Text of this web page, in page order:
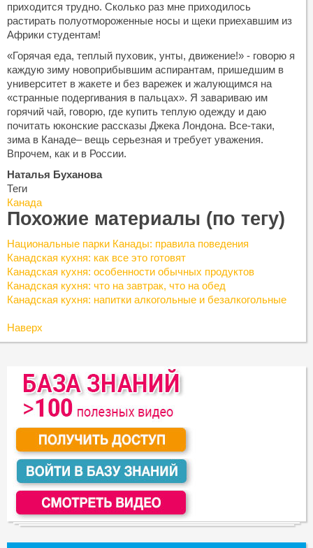
приходится трудно. Сколько раз мне приходилось
растирать полуотмороженные носы и щеки приехавшим из
Африки студентам!
«Горячая еда, теплый пуховик, унты, движение!» - говорю я
каждую зиму новоприбывшим аспирантам, пришедшим в
университет в жакете и без варежек и жалующимся на
«странные подергивания в пальцах». Я завариваю им
горячий чай, говорю, где купить теплую одежду и даю
почитать юконские рассказы Джека Лондона. Все-таки,
зима в Канаде– вещь серьезная и требует уважения.
Впрочем, как и в России.
Наталья Буханова
Теги
Канада
Похожие материалы (по тегу)
Национальные парки Канады: правила поведения
Канадская кухня: как все это готовят
Канадская кухня: особенности обычных продуктов
Канадская кухня: что на завтрак, что на обед
Канадская кухня: напитки алкогольные и безалкогольные
Наверх